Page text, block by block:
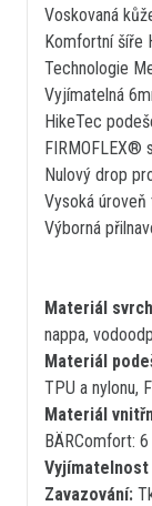
Voskovaná
Komfortní šíře
Technologie
Vyjímatelná
HikeTec
FIRMOFLEX®
Nulový drop
Vysoká úroveň
Výborná
Materiál
nappa,
Materiál
TPU a nylonu,
Materiál
BÄRComfort:
Zavazování: